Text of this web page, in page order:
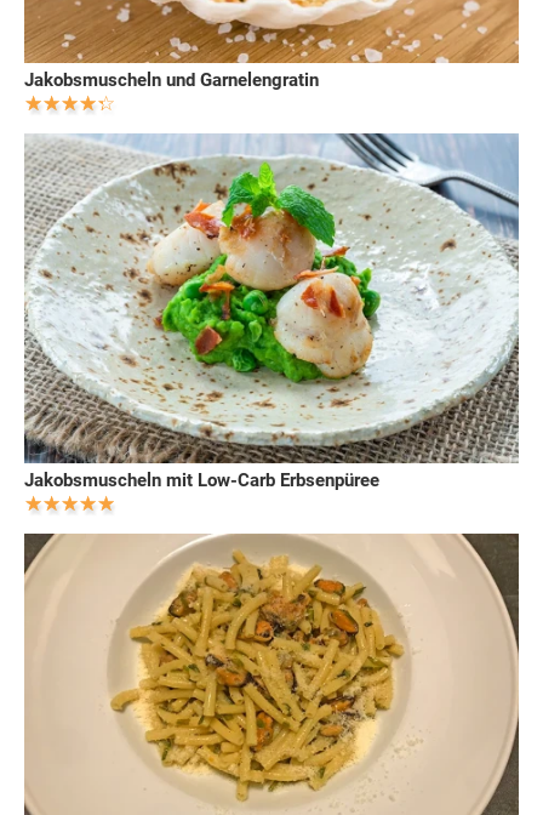
Jakobsmuscheln und Garnelengratin
Jakobsmuscheln mit Low-Carb Erbsenpüree